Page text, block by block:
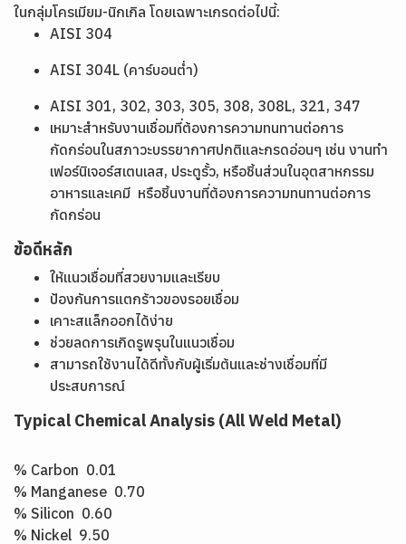
ในกลุ่มโครเมียม-นิกเกิล โดยเฉพาะเกรดต่อไปนี้:
AISI 304
AISI 304L (คาร์บอนต่ำ)
AISI 301, 302, 303, 305, 308, 308L, 321, 347
เหมาะสำหรับงานเชื่อมที่ต้องการความทนทานต่อการ
กัดกร่อนในสภาวะบรรยากาศปกติและกรดอ่อนๆ เช่น งานทำ
เฟอร์นิเจอร์สเตนเลส, ประตูรั้ว, หรือชิ้นส่วนในอุตสาหกรรม
อาหารและเคมี หรือชิ้นงานที่ต้องการความทนทานต่อการ
กัดกร่อน
ข้อดีหลัก
ให้แนวเชื่อมที่สวยงามและเรียบ
ป้องกันการแตกร้าวของรอยเชื่อม
เคาะสแล็กออกได้ง่าย
ช่วยลดการเกิดรูพรุนในแนวเชื่อม
สามารถใช้งานได้ดีทั้งกับผู้เริ่มต้นและช่างเชื่อมที่มี
ประสบการณ์
Typical Chemical Analysis (All Weld Metal)
% Carbon 0.01
% Manganese 0.70
% Silicon 0.60
% Nickel 9.50